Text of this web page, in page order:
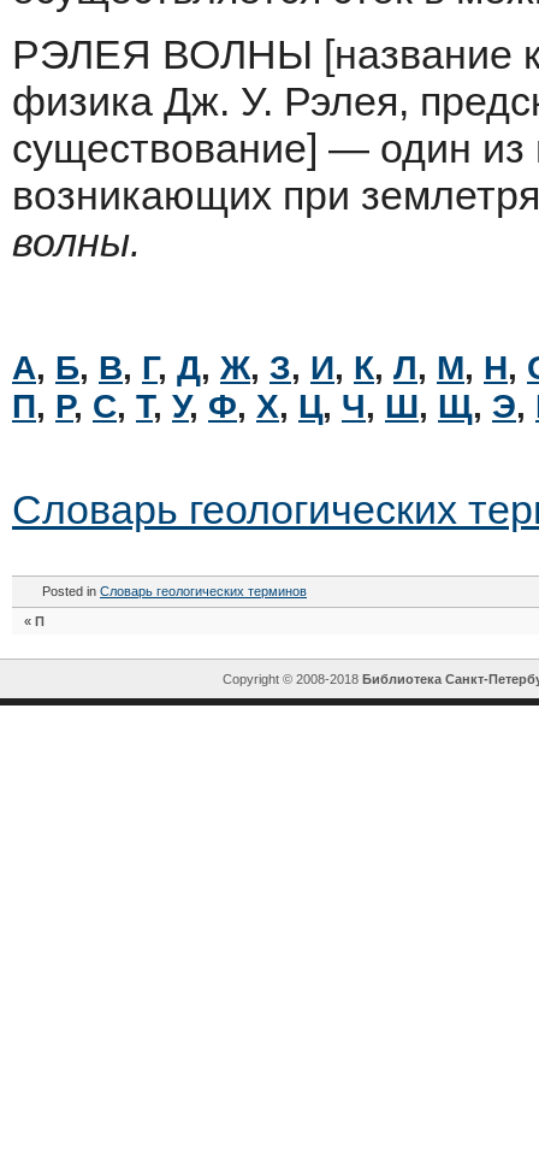
РЭЛЕЯ ВОЛНЫ [название
физика Дж. У. Рэлея,
существование] — один из
возникающих при
волны.
А, Б, В, Г, Д, Ж, З, И, К, Л, М, Н,
П, Р, С, Т, У, Ф, Х, Ц, Ч, Ш, Щ, Э,
Словарь геологических
Posted in Словарь геологических терминов
« П
Copyright © 2008-2018 Библиотека Санкт-